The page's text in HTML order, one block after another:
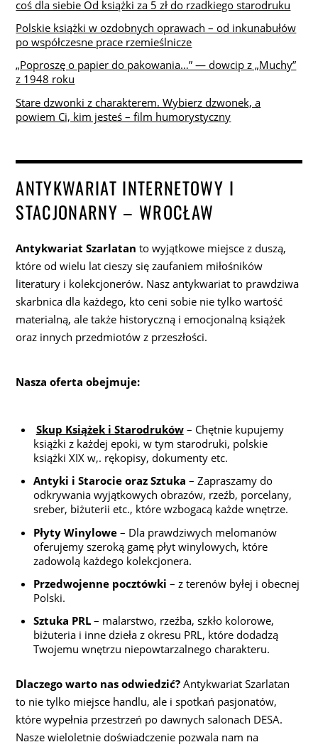
coś dla siebie Od książki za 5 zł do rzadkiego starodruku
Polskie książki w ozdobnych oprawach – od inkunabułów
po współczesne prace rzemieślnicze
„Poproszę o papier do pakowania…” — dowcip z „Muchy”
z 1948 roku
Stare dzwonki z charakterem. Wybierz dzwonek, a
powiem Ci, kim jesteś – film humorystyczny
ANTYKWARIAT INTERNETOWY I
STACJONARNY – WROCŁAW
Antykwariat Szarlatan to wyjątkowe miejsce z duszą,
które od wielu lat cieszy się zaufaniem miłośników
literatury i kolekcjonerów. Nasz antykwariat to prawdziwa
skarbnica dla każdego, kto ceni sobie nie tylko wartość
materialną, ale także historyczną i emocjonalną książek
oraz innych przedmiotów z przeszłości.
Nasza oferta obejmuje:
Skup Książek i Starodruków– Chętnie kupujemy
książki z każdej epoki, w tym starodruki, polskie
książki XIX w,. rękopisy, dokumenty etc.
Antyki i Starocie oraz Sztuka – Zapraszamy do
odkrywania wyjątkowych obrazów, rzeźb, porcelany,
sreber, biżuterii etc., które wzbogacą każde wnętrze.
Płyty Winylowe– Dla prawdziwych melomanów
oferujemy szeroką gamę płyt winylowych, które
zadowolą każdego kolekcjonera.
Przedwojenne pocztówki – z terenów byłej i obecnej
Polski.
Sztuka PRL– malarstwo, rzeźba, szkło kolorowe,
biżuteria i inne dzieła z okresu PRL, które dodadzą
Twojemu wnętrzu niepowtarzalnego charakteru.
Dlaczego warto nas odwiedzić? Antykwariat Szarlatan
to nie tylko miejsce handlu, ale i spotkań pasjonatów,
które wypełnia przestrzeń po dawnych salonach DESA.
Nasze wieloletnie doświadczenie pozwala nam na